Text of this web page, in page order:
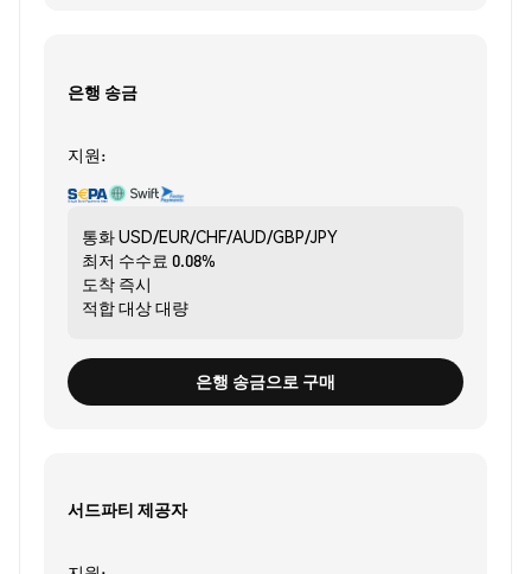
은행 송금
지원:
통화USD/EUR/CHF/AUD/GBP/JPY
최저 수수료 0.08%
도착 즉시
적합 대상대량
은행 송금으로 구매
서드파티 제공자